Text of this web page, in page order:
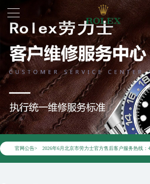
官网公告>
2026年6月劳力士北京市售后服务网络优化升级公
2026年6月北京市劳力士官方售后客户服务热线：
2026年6月劳力士售后服务中心最新网点地址：